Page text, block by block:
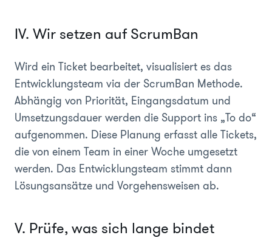
IV. Wir setzen auf ScrumBan
Wird ein Ticket bearbeitet, visualisiert es das
Entwicklungsteam via der ScrumBan Methode.
Abhängig von Priorität, Eingangsdatum und
Umsetzungsdauer werden die Support ins „To do“
aufgenommen. Diese Planung erfasst alle Tickets,
die von einem Team in einer Woche umgesetzt
werden. Das Entwicklungsteam stimmt dann
Lösungsansätze und Vorgehensweisen ab.
V. Prüfe, was sich lange bindet